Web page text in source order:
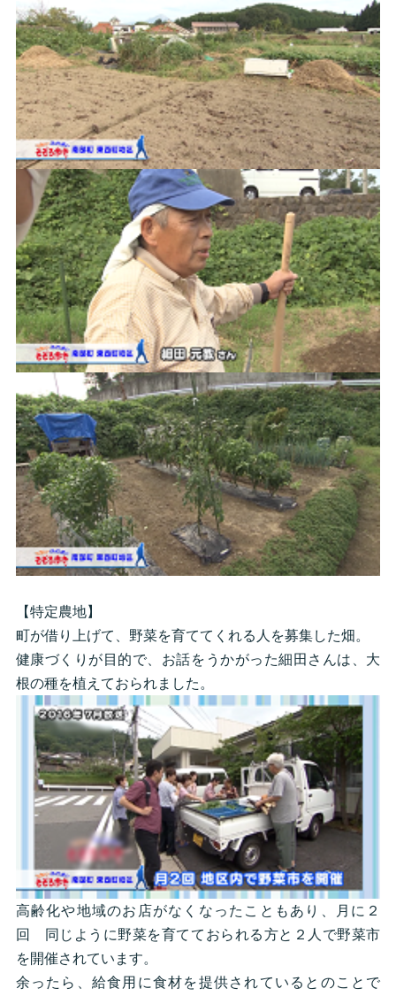
【特定農地】
町が借り上げて、野菜を育ててくれる人を募集した畑。
健康づくりが目的で、お話をうかがった細田さんは、大
根の種を植えておられました。
高齢化や地域のお店がなくなったこともあり、月に２
回 同じように野菜を育てておられる方と２人で野菜市
を開催されています。
余ったら、給食用に食材を提供されているとのことで